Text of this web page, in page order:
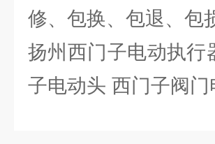
修、包换、包退、包
扬州西门子电动执行
子电动头 西门子阀